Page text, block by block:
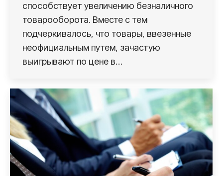
способствует увеличению безналичного
товарооборота. Вместе с тем
подчеркивалось, что товары, ввезенные
неофициальным путем, зачастую
выигрывают по цене в…